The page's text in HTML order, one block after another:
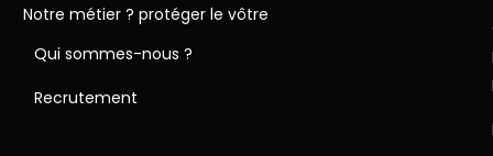
Notre métier ? protéger le vôtre
Qui sommes-nous ?
Recrutement